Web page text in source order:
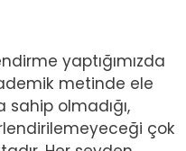
yaptığımızda
metinde ele
sahip olmadığı,
çok